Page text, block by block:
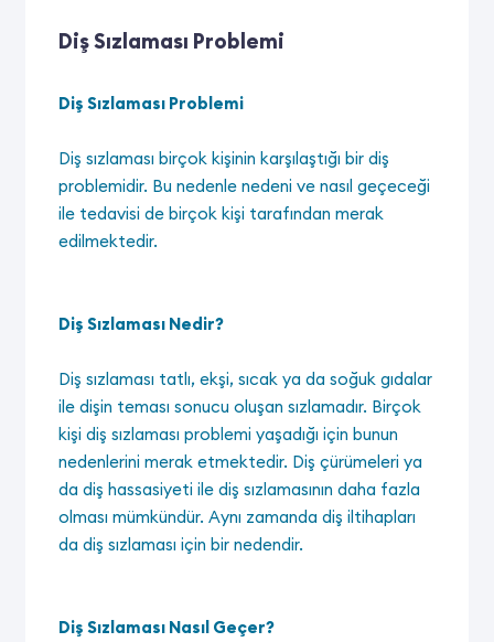
Diş Sızlaması Problemi
Diş Sızlaması Problemi
Diş sızlaması birçok kişinin karşılaştığı bir diş
problemidir. Bu nedenle nedeni ve nasıl geçeceği
ile tedavisi de birçok kişi tarafından merak
edilmektedir.
Diş Sızlaması Nedir?
Diş sızlaması tatlı, ekşi, sıcak ya da soğuk gıdalar
ile dişin teması sonucu oluşan sızlamadır. Birçok
kişi diş sızlaması problemi yaşadığı için bunun
nedenlerini merak etmektedir. Diş çürümeleri ya
da diş hassasiyeti ile diş sızlamasının daha fazla
olması mümkündür. Aynı zamanda diş iltihapları
da diş sızlaması için bir nedendir.
Diş Sızlaması Nasıl Geçer?